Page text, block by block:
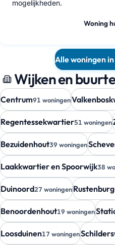
mogelijkheden.
Woning
Alle woningen
Wijken en
Centrum91 woningen
Regentessekwartier51 woningen
Bezuidenhout39 woningen
Laakkwartier en Spoorwijk38
Duinoord27 woningen
Benoordenhout19 woningen
Loosduinen17 woningen